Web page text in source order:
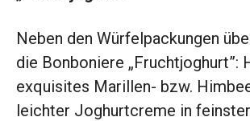
Neben den Würfelpackungen
die Bonboniere „Fruchtjoghurt”:
exquisites Marillen- bzw.
leichter Joghurtcreme in feinster